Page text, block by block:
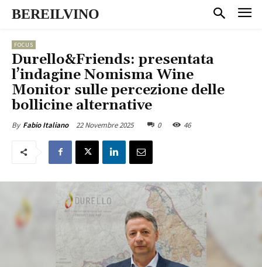
BEREILVINO
FOCUS
Durello&Friends: presentata
l’indagine Nomisma Wine
Monitor sulle percezione delle
bollicine alternative
By Fabio Italiano 22 Novembre 2025 0 46